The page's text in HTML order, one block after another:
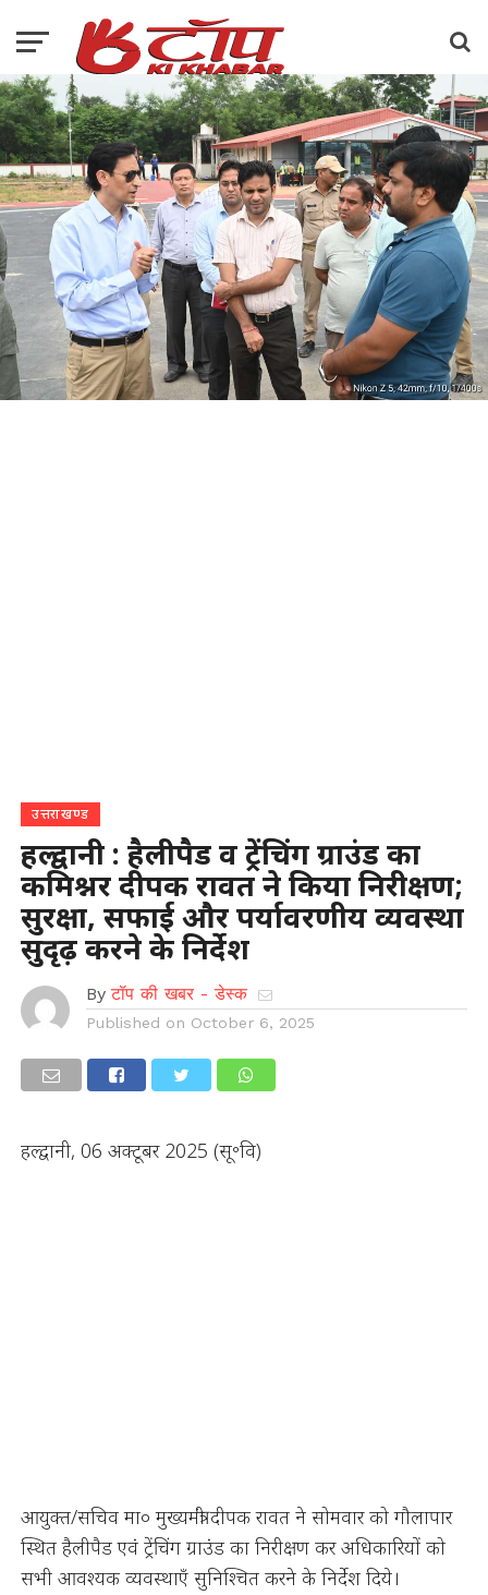
उत्तराखण्ड
हल्द्वानी : हैलीपैड व ट्रेंचिंग ग्राउंड का
कमिश्नर दीपक रावत ने किया निरीक्षण;
सुरक्षा, सफाई और पर्यावरणीय व्यवस्था
सुदृढ़ करने के निर्देश
By टॉप की खबर - डेस्क
Published on October 6, 2025
हल्द्वानी, 06 अक्टूबर 2025 (सू॰वि)
आयुक्त/सचिव मा० मुख्यमंत्री दीपक रावत ने सोमवार को गौलापार
स्थित हैलीपैड एवं ट्रेंचिंग ग्राउंड का निरीक्षण कर अधिकारियों को
सभी आवश्यक व्यवस्थाएँ सुनिश्चित करने के निर्देश दिये।